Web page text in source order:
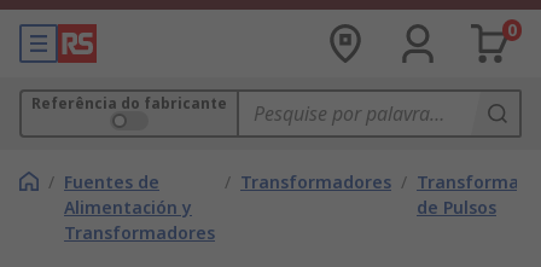
0
Referência do fabricante
/ Fuentes de
Alimentación y
Transformadores
/ Transformadores /
de Pulsos